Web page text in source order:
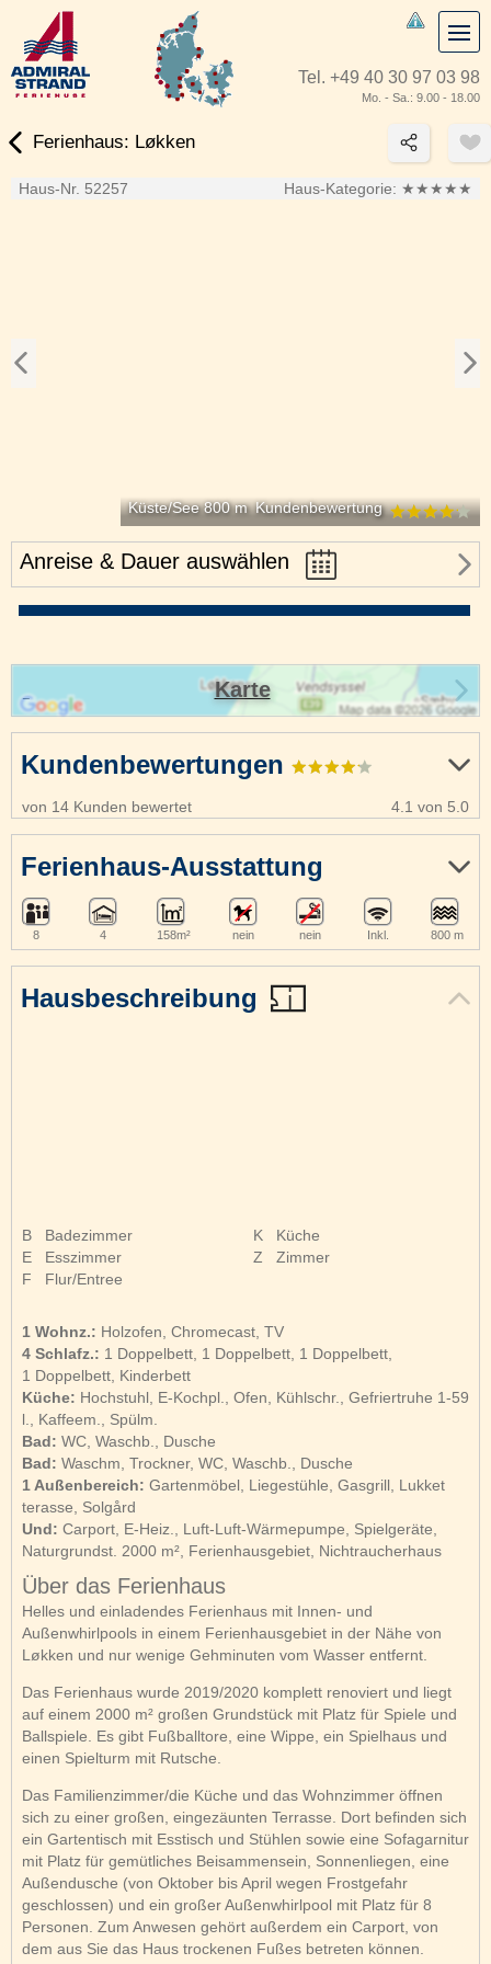
Tel. +49 40 30 97 03 98
Mo. - Sa.: 9.00 - 18.00
Ferienhaus: Løkken
Haus-Nr. 52257 Haus-Kategorie: ★★★★★
Küste/See 800 m Kundenbewertung
Anreise & Dauer auswählen
Hausbeschreibung
B
Badezimmer
E
Esszimmer
F
Flur/Entree
K
Küche
Z
Zimmer
1 Wohnz.: Holzofen, Chromecast, TV
4 Schlafz.: 1 Doppelbett, 1 Doppelbett, 1 Doppelbett,
1 Doppelbett, Kinderbett
Küche: Hochstuhl, E-Kochpl., Ofen, Kühlschr., Gefriertruhe 1-59
l., Kaffeem., Spülm.
Bad: WC, Waschb., Dusche
Bad: Waschm, Trockner, WC, Waschb., Dusche
1 Außenbereich: Gartenmöbel, Liegestühle, Gasgrill, Lukket
terasse, Solgård
Und: Carport, E-Heiz., Luft-Luft-Wärmepumpe, Spielgeräte,
Naturgrundst. 2000 m², Ferienhausgebiet, Nichtraucherhaus
Über das Ferienhaus
Helles und einladendes Ferienhaus mit Innen- und
Außenwhirlpools in einem Ferienhausgebiet in der Nähe von
Løkken und nur wenige Gehminuten vom Wasser entfernt.
Das Ferienhaus wurde 2019/2020 komplett renoviert und liegt
auf einem 2000 m² großen Grundstück mit Platz für Spiele und
Ballspiele. Es gibt Fußballtore, eine Wippe, ein Spielhaus und
einen Spielturm mit Rutsche.
Das Familienzimmer/die Küche und das Wohnzimmer öffnen
sich zu einer großen, eingezäunten Terrasse. Dort befinden sich
ein Gartentisch mit Esstisch und Stühlen sowie eine Sofagarnitur
mit Platz für gemütliches Beisammensein, Sonnenliegen, eine
Außendusche (von Oktober bis April wegen Frostgefahr
geschlossen) und ein großer Außenwhirlpool mit Platz für 8
Personen. Zum Anwesen gehört außerdem ein Carport, von
dem aus Sie das Haus trockenen Fußes betreten können.
Kundenbewertungen
von 14 Kunden bewertet 4.1 von 5.0
Ferienhaus-Ausstattung
8 4 158m² nein nein Inkl. 800 m
Karte